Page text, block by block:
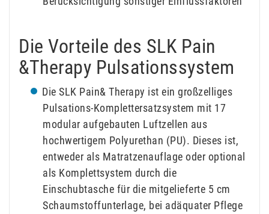
Die Vorteile des SLK Pain
&Therapy Pulsationssystem
Die SLK Pain& Therapy ist ein großzelliges
Pulsations-Komplettersatzsystem mit 17
modular aufgebauten Luftzellen aus
hochwertigem Polyurethan (PU). Dieses ist,
entweder als Matratzenauflage oder optional
als Komplettsystem durch die
Einschubtasche für die mitgelieferte 5 cm
Schaumstoffunterlage, bei adäquater Pflege